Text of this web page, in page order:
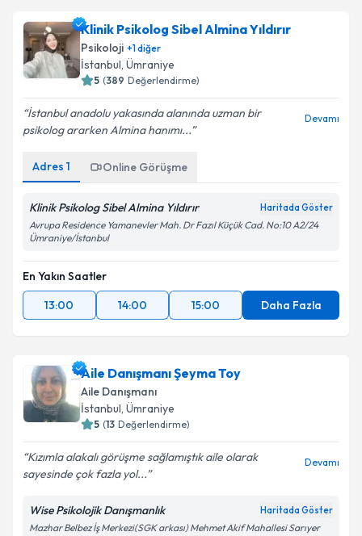
Klinik Psikolog Sibel Almina Yıldırır
Psikoloji +1diğer
İstanbul, Ümraniye
5 (389 Değerlendirme)
İstanbul anadolu yakasında alanında uzman bir
psikolog ararken Almina hanımı...
Devamı
Adres 1 Online Görüşme
Klinik Psikolog Sibel Almina Yıldırır Haritada Göster
Avrupa Residence Yamanevler Mah. Dr Fazıl Küçük Cad. No:10 A2/24
Ümraniye/İstanbul
En Yakın Saatler
13:00
14:00 15:00 Daha Fazla
Aile Danışmanı Şeyma Toy
Aile Danışmanı
İstanbul, Ümraniye
5 (13 Değerlendirme)
Kızımla alakalı görüşme sağlamıştık aile olarak
sayesinde çok fazla yol...
Devamı
Wise Psikolojik Danışmanlık Haritada Göster
Mazhar Belbez İş Merkezi(SGK arkası) Mehmet Akif Mahallesi Sarıyer